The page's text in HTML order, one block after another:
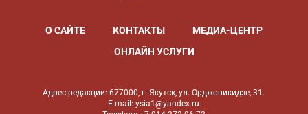
О САЙТЕ КОНТАКТЫ
МЕДИА-ЦЕНТР
ОНЛАЙН УСЛУГИ
Адрес редакции: 677000, г. Якутск, ул. Орджоникидзе, 31.
E-mail: ysia1@yandex.ru